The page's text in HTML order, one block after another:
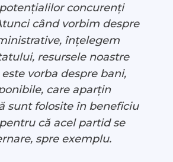
concurenți
când vorbim despre
înțelegem
resursele noastre
vorba despre bani,
care aparțin
sunt folosite în beneficiu
că acel partid se
spre exemplu.